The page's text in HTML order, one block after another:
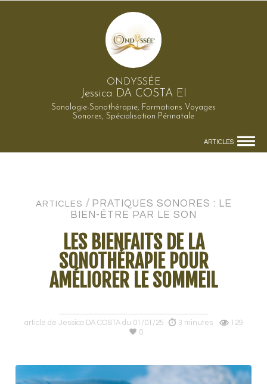
ONDYSSÉE
Jessica DA COSTA EI
Sonologie-Sonothérapie, Formations Voyages
Sonores, Spécialisation Périnatale
ARTICLES
ARTICLES / PRATIQUES SONORES : LE
BIEN-ÊTRE PAR LE SON
LES BIENFAITS DE LA
SONOTHÉRAPIE POUR
AMÉLIORER LE SOMMEIL
article de Jessica DA COSTA du 01/01/25 3 minutes
129
0